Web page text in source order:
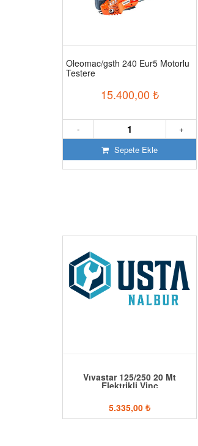
Oleomac/gsth 240 Eur5 Motorlu
Testere
15.400,00 ₺
+
-
Sepete Ekle
Vıvastar 125/250 20 Mt
Elektrikli Vinç
5.335,00 ₺